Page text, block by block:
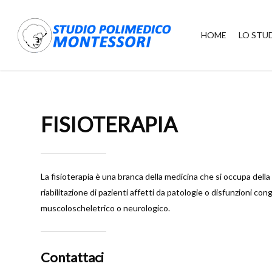
content
HOME LO
FISIOTERAPIA
La fisioterapia è una branca della medicina che si occupa
riabilitazione di pazienti affetti da patologie o disfunzioni
muscoloscheletrico o neurologico.
Contattaci